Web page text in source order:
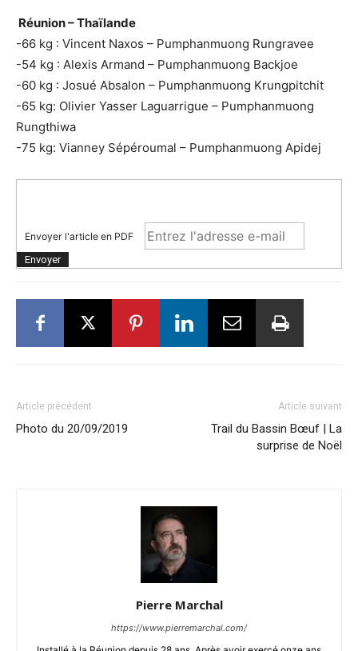
Réunion – Thaïlande
-66 kg : Vincent Naxos – Pumphanmuong Rungravee
-54 kg : Alexis Armand – Pumphanmuong Backjoe
-60 kg : Josué Absalon – Pumphanmuong Krungpitchit
-65 kg: Olivier Yasser Laguarrigue – Pumphanmuong
Rungthiwa
-75 kg: Vianney Sépéroumal – Pumphanmuong Apidej
Envoyer l'article en PDF
Article précédent
Photo du 20/09/2019
Article suivant
Trail du Bassin Bœuf | La
surprise de Noël
Pierre Marchal
https://www.pierremarchal.com/